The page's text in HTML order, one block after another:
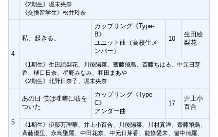
《2期生》堀未央奈
《交換留学生》松井玲奈
4
私、起きる。
カップリング《Type-
B》
ユニット曲（高校生メ
ンバー）
10
生田絵
梨花
《1期生》生田絵梨花、川後陽菜、齋藤飛鳥、斎藤ちはる、中元日芽
香、樋口日奈、星野みなみ、和田まあや
《2期生》北野日奈子、堀未央奈
5
あの日 僕は咄嗟に嘘を
ついた
カップリング《Type-
C》
アンダー曲
17
井上小
百合
《1期生》伊藤万理華、井上小百合、川後陽菜、川村真洋、齋藤飛鳥、
斉藤優里、永島聖羅、中田花奈、中元日芽香、能條愛未、畠中清羅、